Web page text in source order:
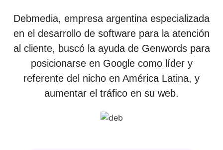
Debmedia, empresa argentina especializada
en el desarrollo de software para la atención
al cliente, buscó la ayuda de Genwords para
posicionarse en Google como líder y
referente del nicho en América Latina, y
aumentar el tráfico en su web.